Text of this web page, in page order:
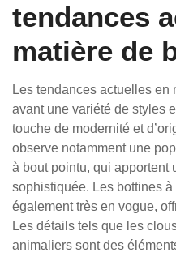
tendances
matière de
Les tendances actuelles en
avant une variété de styles
touche de modernité et
observe notamment une
à bout pointu, qui apportent
sophistiquée. Les bottines
également très en vogue,
Les détails tels que les
animaliers sont des